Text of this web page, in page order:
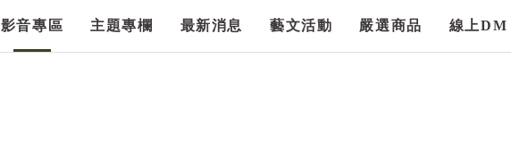
影音專區 主題專欄 最新消息 藝文活動 嚴選商品 線上DM